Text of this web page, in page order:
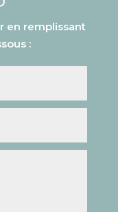
en remplissant
: